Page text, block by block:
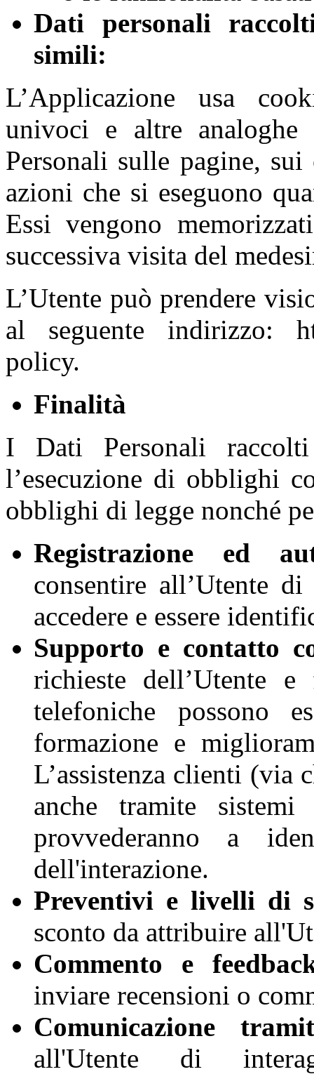
Dati personali
simili:
L’Applicazione usa
univoci e altre analoghe
Personali sulle pagine,
azioni che si eseguono
Essi vengono
successiva visita del
L’Utente può prendere
al seguente indirizzo:
policy.
Finalità
I Dati Personali
l’esecuzione di obblighi
obblighi di legge nonché
Registrazione ed
consentire all’Utente
accedere e essere
Supporto e contatto
richieste dell’Utente e
telefoniche possono
formazione e
L’assistenza clienti (via
anche tramite
provvederanno a
dell'interazione.
Preventivi e livelli di
sconto da attribuire
Commento e
inviare recensioni o
Comunicazione
all'Utente di